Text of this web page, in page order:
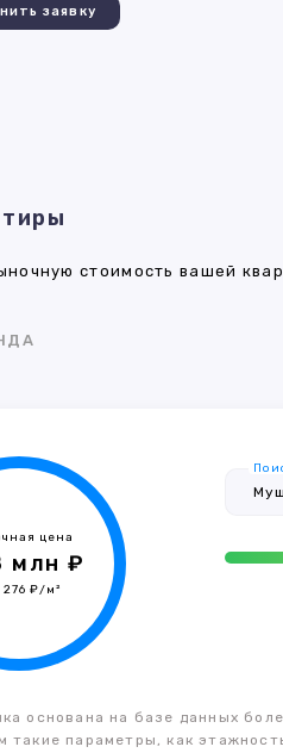
заявку
стоимость вашей
цена
млн ₽
276 ₽/м²
основана на базе данных
такие параметры, как